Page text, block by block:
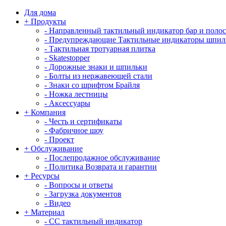
Для дома
+ Продукты
- Направленный тактильный индикатор бар и
- Предупреждающие Тактильные индикаторы
- Тактильная тротуарная плитка
- Skatestopper
- Дорожные знаки и шпильки
- Болты из нержавеющей стали
- Знаки со шрифтом Брайля
- Ножка лестницы
- Аксессуары
+ Компания
- Честь и сертификаты
- Фабричное шоу
- Проект
+ Обслуживание
- Послепродажное обслуживание
- Политика Возврата и гарантии
+ Ресурсы
- Вопросы и ответы
- Загрузка документов
- Видео
+ Материал
- СС тактильный индикатор